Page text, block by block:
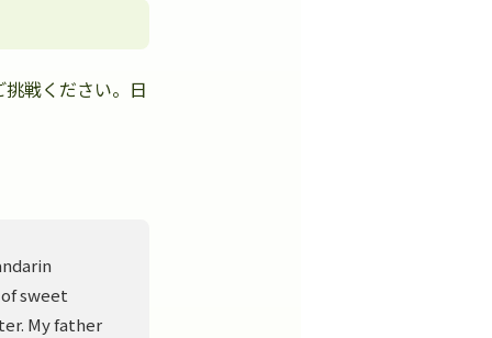
戦ください。日
sweet
My father